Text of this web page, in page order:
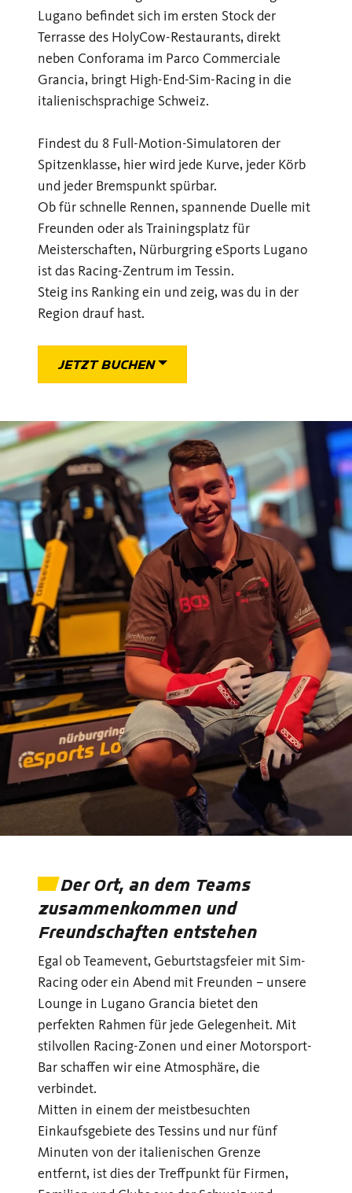
Lugano befindet sich im ersten Stock der
Terrasse des HolyCow-Restaurants, direkt
neben Conforama im Parco Commerciale
Grancia, bringt High-End-Sim-Racing in die
italienischsprachige Schweiz.
Findest du 8 Full-Motion-Simulatoren der
Spitzenklasse, hier wird jede Kurve, jeder Körb
und jeder Bremspunkt spürbar.
Ob für schnelle Rennen, spannende Duelle mit
Freunden oder als Trainingsplatz für
Meisterschaften, Nürburgring eSports Lugano
ist das Racing-Zentrum im Tessin.
Steig ins Ranking ein und zeig, was du in der
Region drauf hast.
JETZT BUCHEN
Der Ort, an dem Teams
zusammenkommen und
Freundschaften entstehen
Egal ob Teamevent, Geburtstagsfeier mit Sim-
Racing oder ein Abend mit Freunden – unsere
Lounge in Lugano Grancia bietet den
perfekten Rahmen für jede Gelegenheit. Mit
stilvollen Racing-Zonen und einer Motorsport-
Bar schaffen wir eine Atmosphäre, die
verbindet.
Mitten in einem der meistbesuchten
Einkaufsgebiete des Tessins und nur fünf
Minuten von der italienischen Grenze
entfernt, ist dies der Treffpunkt für Firmen,